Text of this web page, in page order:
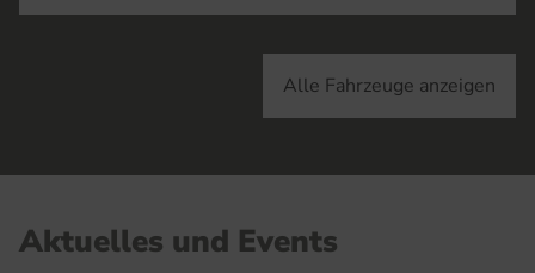
Alle Fahrzeuge anzeigen
Aktuelles und Events